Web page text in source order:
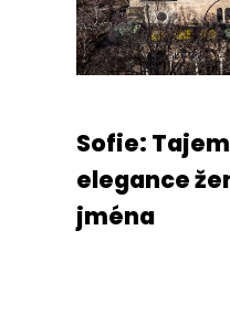
Sofie:
elegance
jména